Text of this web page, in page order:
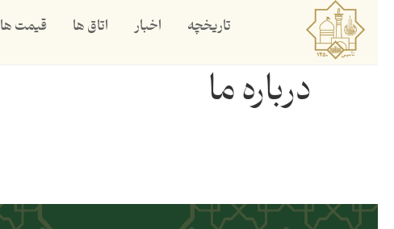
تاریخچه اخبار اتاق ها قیمت ها
درباره ما